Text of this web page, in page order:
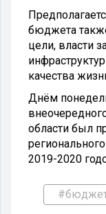
бюджета
цели, власти
качества
Днём
области был
2019-2020